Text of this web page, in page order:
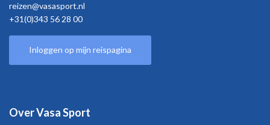
reizen@vasasport.nl
+31(0)343 56 28 00
Inloggen op mijn reispagina
Over Vasa Sport